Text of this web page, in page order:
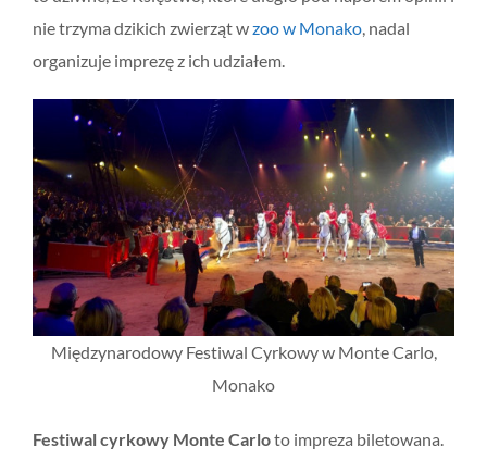
nie trzyma dzikich zwierząt wzoo w Monako , nadal
organizuje imprezę z ich udziałem.
Międzynarodowy Festiwal Cyrkowy w Monte Carlo,
Monako
Festiwal cyrkowy Monte Carloto impreza biletowana.